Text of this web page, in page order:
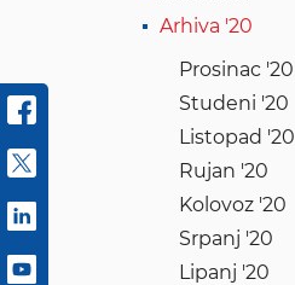
Arhiva '20
Prosinac '20
Studeni '20
Listopad '20
Rujan '20
Kolovoz '20
Srpanj '20
Lipanj '20